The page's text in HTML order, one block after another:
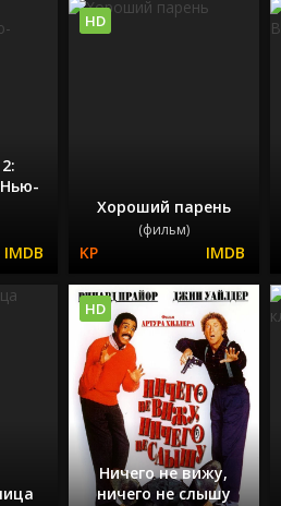
Хороший парень
(фильм)
HD
Ничего не вижу,
ничего не слышу
HD